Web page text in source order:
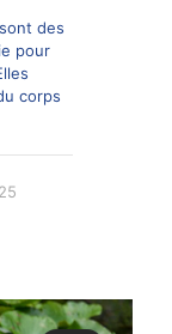
des
pour
corps